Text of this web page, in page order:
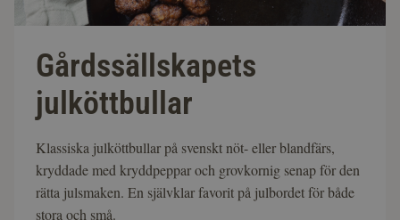
Gårdssällskapets
julköttbullar
Klassiska julköttbullar på svenskt nöt- eller blandfärs,
kryddade med kryddpeppar och grovkornig senap för den
rätta julsmaken. En självklar favorit på julbordet för både
stora och små.